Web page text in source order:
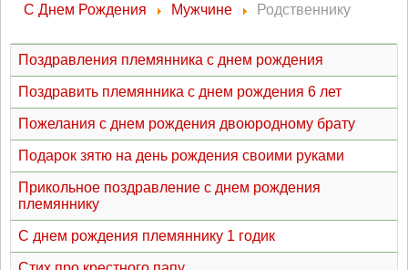
С Днем Рождения
Мужчине Родственнику
Поздравления племянника с днем рождения
Поздравить племянника с днем рождения 6 лет
Пожелания с днем рождения двоюродному брату
Подарок зятю на день рождения своими руками
Прикольное поздравление с днем рождения
племяннику
С днем рождения племяннику 1 годик